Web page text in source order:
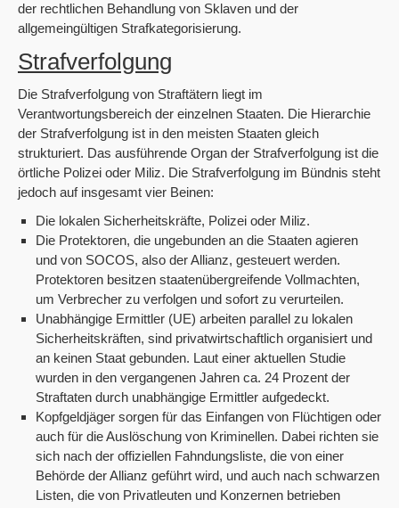
der rechtlichen Behandlung von Sklaven und der
allgemeingültigen Strafkategorisierung.
Strafverfolgung
Die Strafverfolgung von Straftätern liegt im
Verantwortungsbereich der einzelnen Staaten. Die Hierarchie
der Strafverfolgung ist in den meisten Staaten gleich
strukturiert. Das ausführende Organ der Strafverfolgung ist die
örtliche Polizei oder Miliz. Die Strafverfolgung im Bündnis steht
jedoch auf insgesamt vier Beinen:
Die lokalen Sicherheitskräfte, Polizei oder Miliz.
Die Protektoren, die ungebunden an die Staaten agieren
und von SOCOS, also der Allianz, gesteuert werden.
Protektoren besitzen staatenübergreifende Vollmachten,
um Verbrecher zu verfolgen und sofort zu verurteilen.
Unabhängige Ermittler (UE) arbeiten parallel zu lokalen
Sicherheitskräften, sind privatwirtschaftlich organisiert und
an keinen Staat gebunden. Laut einer aktuellen Studie
wurden in den vergangenen Jahren ca. 24 Prozent der
Straftaten durch unabhängige Ermittler aufgedeckt.
Kopfgeldjäger sorgen für das Einfangen von Flüchtigen oder
auch für die Auslöschung von Kriminellen. Dabei richten sie
sich nach der offiziellen Fahndungsliste, die von einer
Behörde der Allianz geführt wird, und auch nach schwarzen
Listen, die von Privatleuten und Konzernen betrieben